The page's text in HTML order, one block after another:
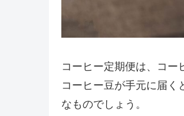
コーヒー定期便は、コー
コーヒー豆が手元に届く
なものでしょう。